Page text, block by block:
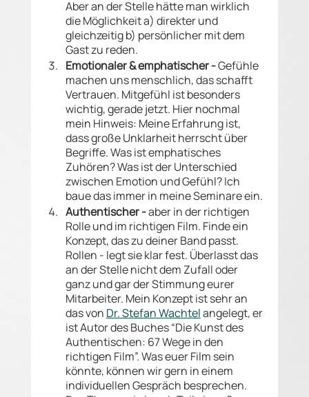
Aber an der Stelle hätte man wirklich
die Möglichkeit a) direkter und
gleichzeitig b) persönlicher mit dem
Gast zu reden.
Emotionaler & emphatischer - Gefühle
machen uns menschlich, das schafft
Vertrauen. Mitgefühl ist besonders
wichtig, gerade jetzt. Hier nochmal
mein Hinweis: Meine Erfahrung ist,
dass große Unklarheit herrscht über
Begriffe. Was ist emphatisches
Zuhören? Was ist der Unterschied
zwischen Emotion und Gefühl? Ich
baue das immer in meine Seminare ein.
Authentischer - aber in der richtigen
Rolle und im richtigen Film. Finde ein
Konzept, das zu deiner Band passt.
Rollen - legt sie klar fest. Überlasst das
an der Stelle nicht dem Zufall oder
ganz und gar der Stimmung eurer
Mitarbeiter. Mein Konzept ist sehr an
das von Dr. Stefan Wachtel angelegt, er
ist Autor des Buches “Die Kunst des
Authentischen: 67 Wege in den
richtigen Film”. Was euer Film sein
könnte, können wir gern in einem
individuellen Gespräch besprechen.